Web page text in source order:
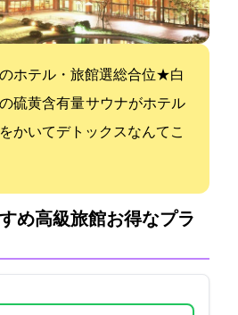
のホテル・旅館100選総合4位★白
硫黄含有量 サウナがホテル
かいてデトックスなんてこ
め高級旅館:お得なプラ